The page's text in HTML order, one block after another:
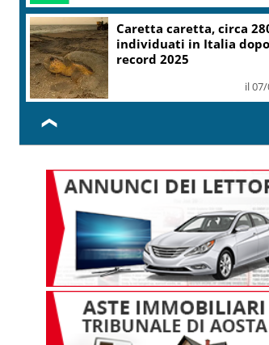
Caretta caretta, circa
individuati in Italia dopo
record 2025
il
❮